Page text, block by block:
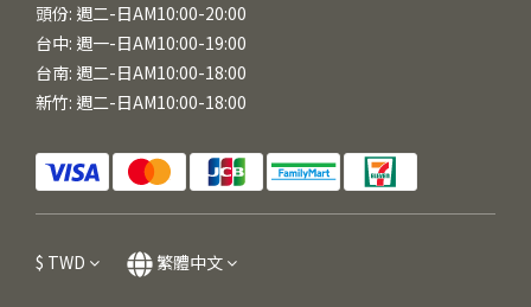
頭份: 週二-日AM10:00-20:00
台中: 週一-日AM10:00-19:00
台南: 週二-日AM10:00-18:00
新竹: 週二-日AM10:00-18:00
$ TWD 繁體中文